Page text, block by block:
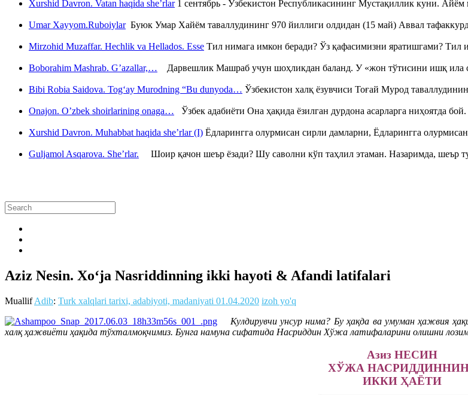
Xurshid Davron. Vatan haqida she’rlar1 сентябрь - Ўзбекистон Республикасининг Мустақиллик куни.
Umar Xayyom.RuboiylarБуюк Умар Хайём таваллудининг 970 йиллиги олдидан (15 май) Аввал
Mirzohid Muzaffar. Hechlik va Hellados. Esse Тил нимага имкон беради? Ўз қафасимизни яратишгами?
Boborahim Mashrab. G’azallar,… Дарвешлик Машраб учун шоҳликдан баланд. У «жон тўтисини ишқ ила
Bibi Robia Saidova. Tog‘ay Murodning “Bu dunyoda… Ўзбекистон халқ ёзувчиси Тоғай Мурод
Onajon. O’zbek shoirlarining onaga… Ўзбек адабиёти Она ҳақида ёзилган дурдона асарларга ниҳоятда
Xurshid Davron. Muhabbat haqida she’rlar (I) Ёдларингга олурмисан сирли дамларни, Ёдларингга
Guljamol Asqarova. She’rlar. Шоир қачон шеър ёзади? Шу саволни кўп таҳлил этаман. Назаримда, шеър
Aziz Nesin. Xo‘ja Nasriddinning ikki hayoti & Afandi latifalari
MuallifAdib: Turk xalqlari tarixi, adabiyoti, madaniyati 01.04.2020 izoh yo'q
Кулдирувчи унсур нима? Бу ҳақда ва умуман ҳажвия
халқ ҳажвиёти ҳақида тўхталмоқчимиз. Бунга намуна сифатида Насриддин Хўжа латифаларини олишни лозим
Азиз НЕСИН
ХЎЖА
ИККИ ҲАЁТИ